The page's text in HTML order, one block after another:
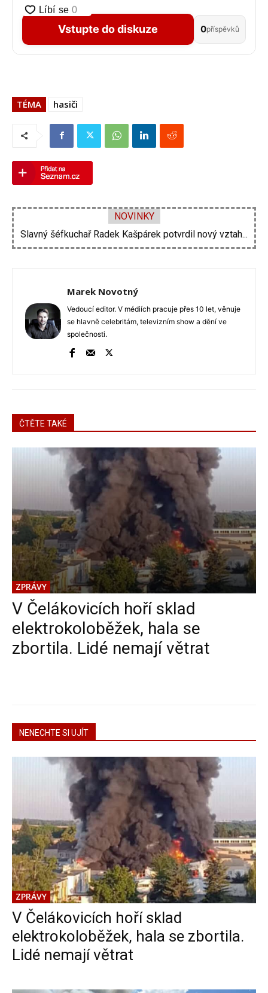
Vstupte do diskuze 0příspěvků
TÉMA hasiči
NOVINKY
Slavný šéfkuchař Radek Kašpárek potvrdil nový vztah...
Vojtěch Dyk na diskotéce imitoval Miloše Zemana....
Marek Novotný
Vedoucí editor. V médiích pracuje přes 10 let, věnuje
se hlavně celebritám, televizním show a dění ve
společnosti.
ČTĚTE TAKÉ
ZPRÁVY
V Čelákovicích hoří sklad
elektrokoloběžek, hala se
zbortila. Lidé nemají větrat
NENECHTE SI UJÍT
ZPRÁVY
V Čelákovicích hoří sklad
elektrokoloběžek, hala se zbortila.
Lidé nemají větrat